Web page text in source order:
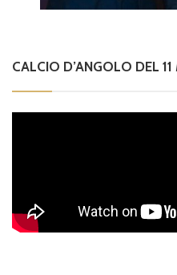
CALCIO D’ANGOLO DEL